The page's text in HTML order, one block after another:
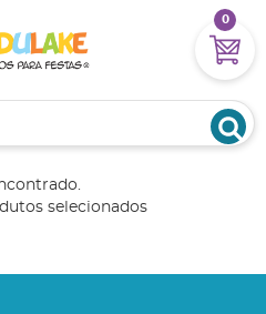
0
selecionados